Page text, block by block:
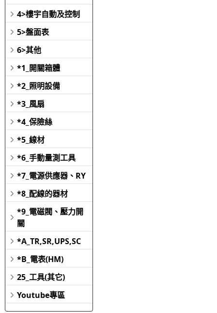
4>樓宇自動及控制
5>盤面表
6>其他
*1_開關箱體
*2_照明設備
*3_風扇
*4_保險絲
*5_線材
*6_手動量測工具
*7_電源供應器、RY
*8_配線的器材
*9_電磁閥、壓力開
關
*A_TR,SR,UPS,SC
*B_電表(HM)
25_工具(其它)
Youtube專區